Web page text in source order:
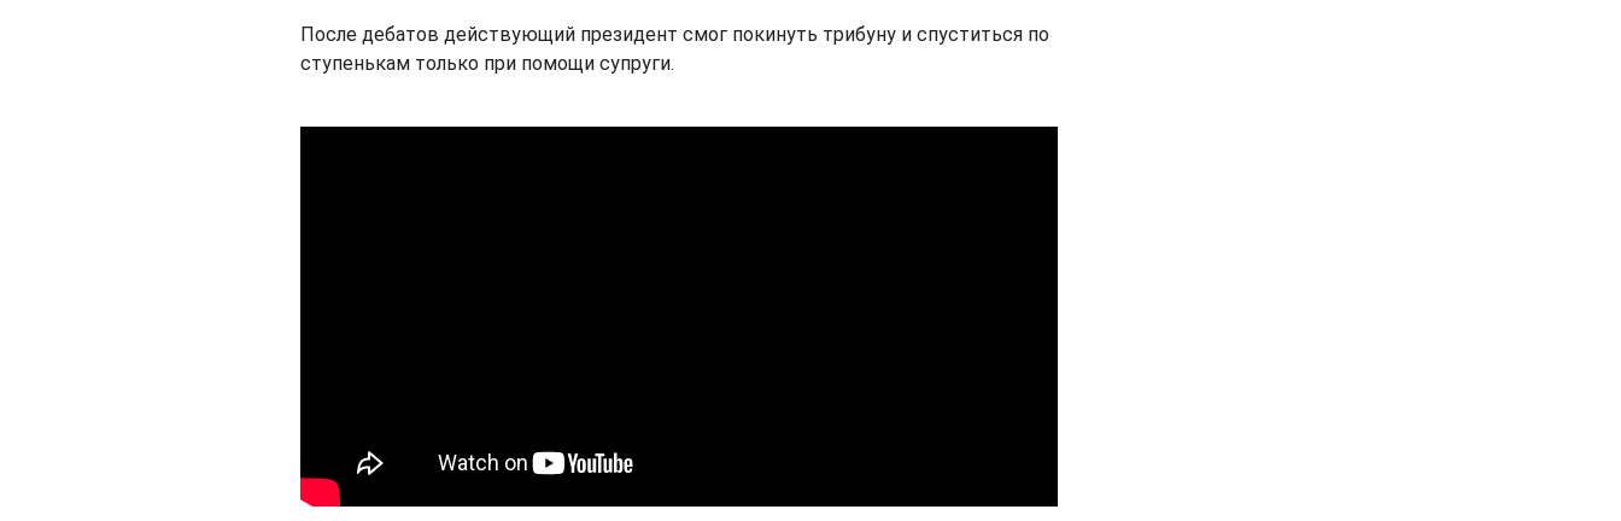
После дебатов действующий президент смог покинуть трибуну и спуститься по
ступенькам только при помощи супруги.